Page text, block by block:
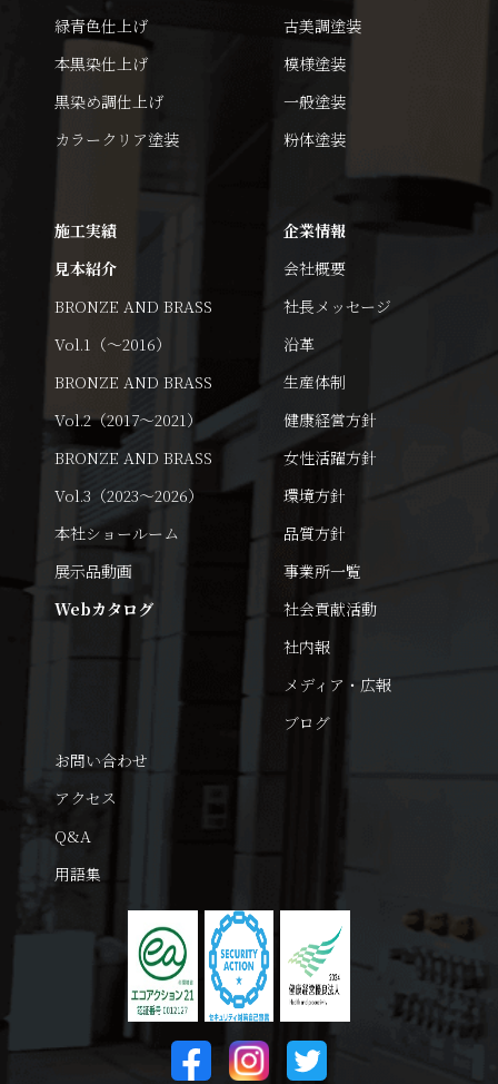
緑青色仕上げ
本黒染仕上げ
黒染め調仕上げ
カラークリア塗装
古美調塗装
模様塗装
一般塗装
粉体塗装
施工実績
見本紹介
BRONZE AND BRASS
Vol.1（～2016）
BRONZE AND BRASS
Vol.2（2017～2021）
BRONZE AND BRASS
Vol.3（2023～2026）
本社ショールーム
展示品動画
Webカタログ
企業情報
会社概要
社長メッセージ
沿革
生産体制
健康経営方針
女性活躍方針
環境方針
品質方針
事業所一覧
社会貢献活動
社内報
メディア・広報
ブログ
お問い合わせ
アクセス
Q&A
用語集